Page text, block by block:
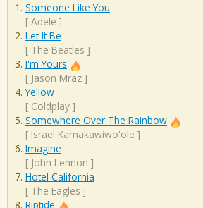
Someone Like You
[ Adele ]
Let It Be
[ The Beatles ]
I'm Yours
[ Jason Mraz ]
Yellow
[ Coldplay ]
Somewhere Over The Rainbow
[ Israel Kamakawiwo'ole ]
Imagine
[ John Lennon ]
Hotel California
[ The Eagles ]
Riptide